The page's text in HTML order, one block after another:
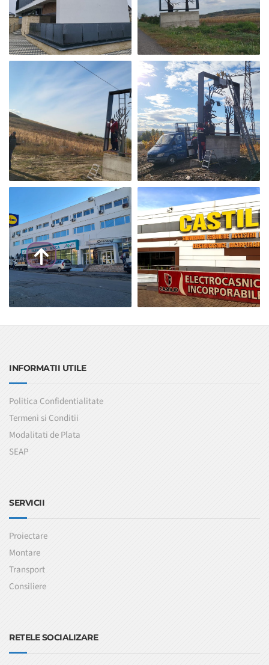
INFORMATII UTILE
Politica Confidentialitate
Termeni si Conditii
Modalitati de Plata
SEAP
SERVICII
Proiectare
Montare
Transport
Consiliere
RETELE SOCIALIZARE